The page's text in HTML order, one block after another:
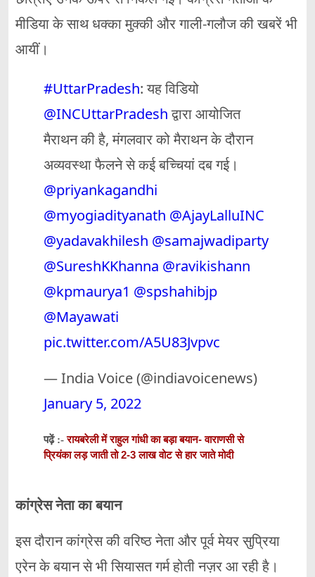
मीडिया के साथ धक्का मुक्की और गाली-गलौज की खबरें भी
आयीं।
#UttarPradesh: यह विडियो
@INCUttarPradeshद्वारा आयोजित
मैराथन की है, मंगलवार को मैराथन के दौरान
अव्यवस्था फैलने से कई बच्चियां दब गई।
@priyankagandhi
@myogiadityanath @AjayLalluINC
@yadavakhilesh @samajwadiparty
@SureshKKhanna @ravikishann
@kpmaurya1 @spshahibjp
@Mayawati
pic.twitter.com/A5U83Jvpvc
— India Voice (@indiavoicenews)
January 5, 2022
पढ़ें :-रायबरेली में राहुल गांधी का बड़ा बयान- वाराणसी से
प्रियंका लड़ जाती तो 2-3 लाख वोट से हार जाते मोदी
कांग्रेस नेता का बयान
इस दौरान कांग्रेस की वरिष्ठ नेता और पूर्व मेयर सुप्रिया
एरेन के बयान से भी सियासत गर्म होती नज़र आ रही है।